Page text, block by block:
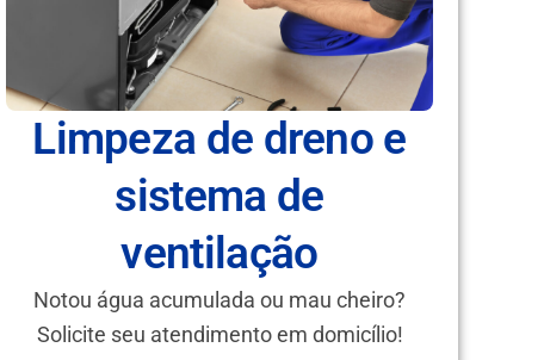
Limpeza de dreno e
sistema de
ventilação
Notou água acumulada ou mau cheiro?
Solicite seu atendimento em domicílio!